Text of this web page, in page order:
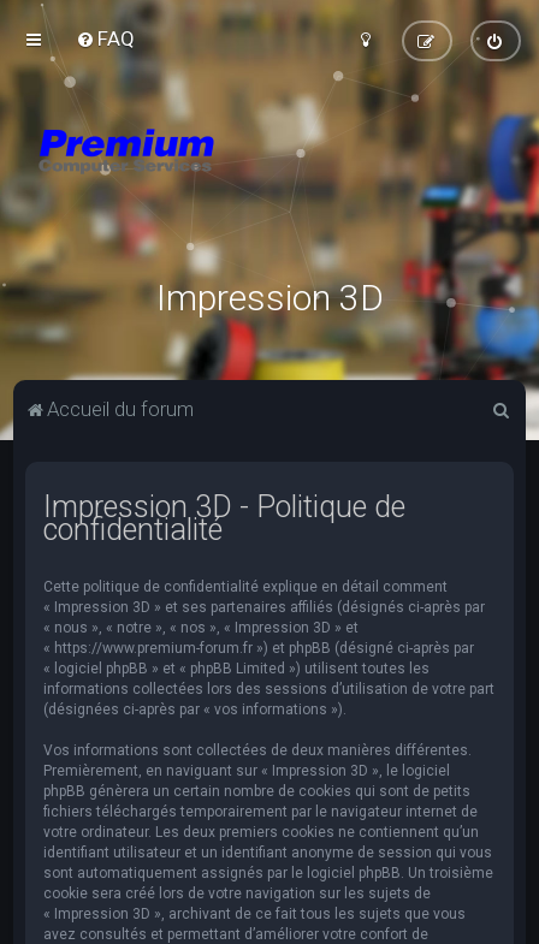
FAQ
Impression 3D
Accueil du forum
Impression 3D - Politique de
confidentialité
Cette politique de confidentialité explique en détail comment
« Impression 3D » et ses partenaires affiliés (désignés ci-après par
« nous », « notre », « nos », « Impression 3D » et
« https://www.premium-forum.fr ») et phpBB (désigné ci-après par
« logiciel phpBB » et « phpBB Limited ») utilisent toutes les
informations collectées lors des sessions d’utilisation de votre part
(désignées ci-après par « vos informations »).
Vos informations sont collectées de deux manières différentes.
Premièrement, en naviguant sur « Impression 3D », le logiciel
phpBB génèrera un certain nombre de cookies qui sont de petits
fichiers téléchargés temporairement par le navigateur internet de
votre ordinateur. Les deux premiers cookies ne contiennent qu’un
identifiant utilisateur et un identifiant anonyme de session qui vous
sont automatiquement assignés par le logiciel phpBB. Un troisième
cookie sera créé lors de votre navigation sur les sujets de
« Impression 3D », archivant de ce fait tous les sujets que vous
avez consultés et permettant d’améliorer votre confort de